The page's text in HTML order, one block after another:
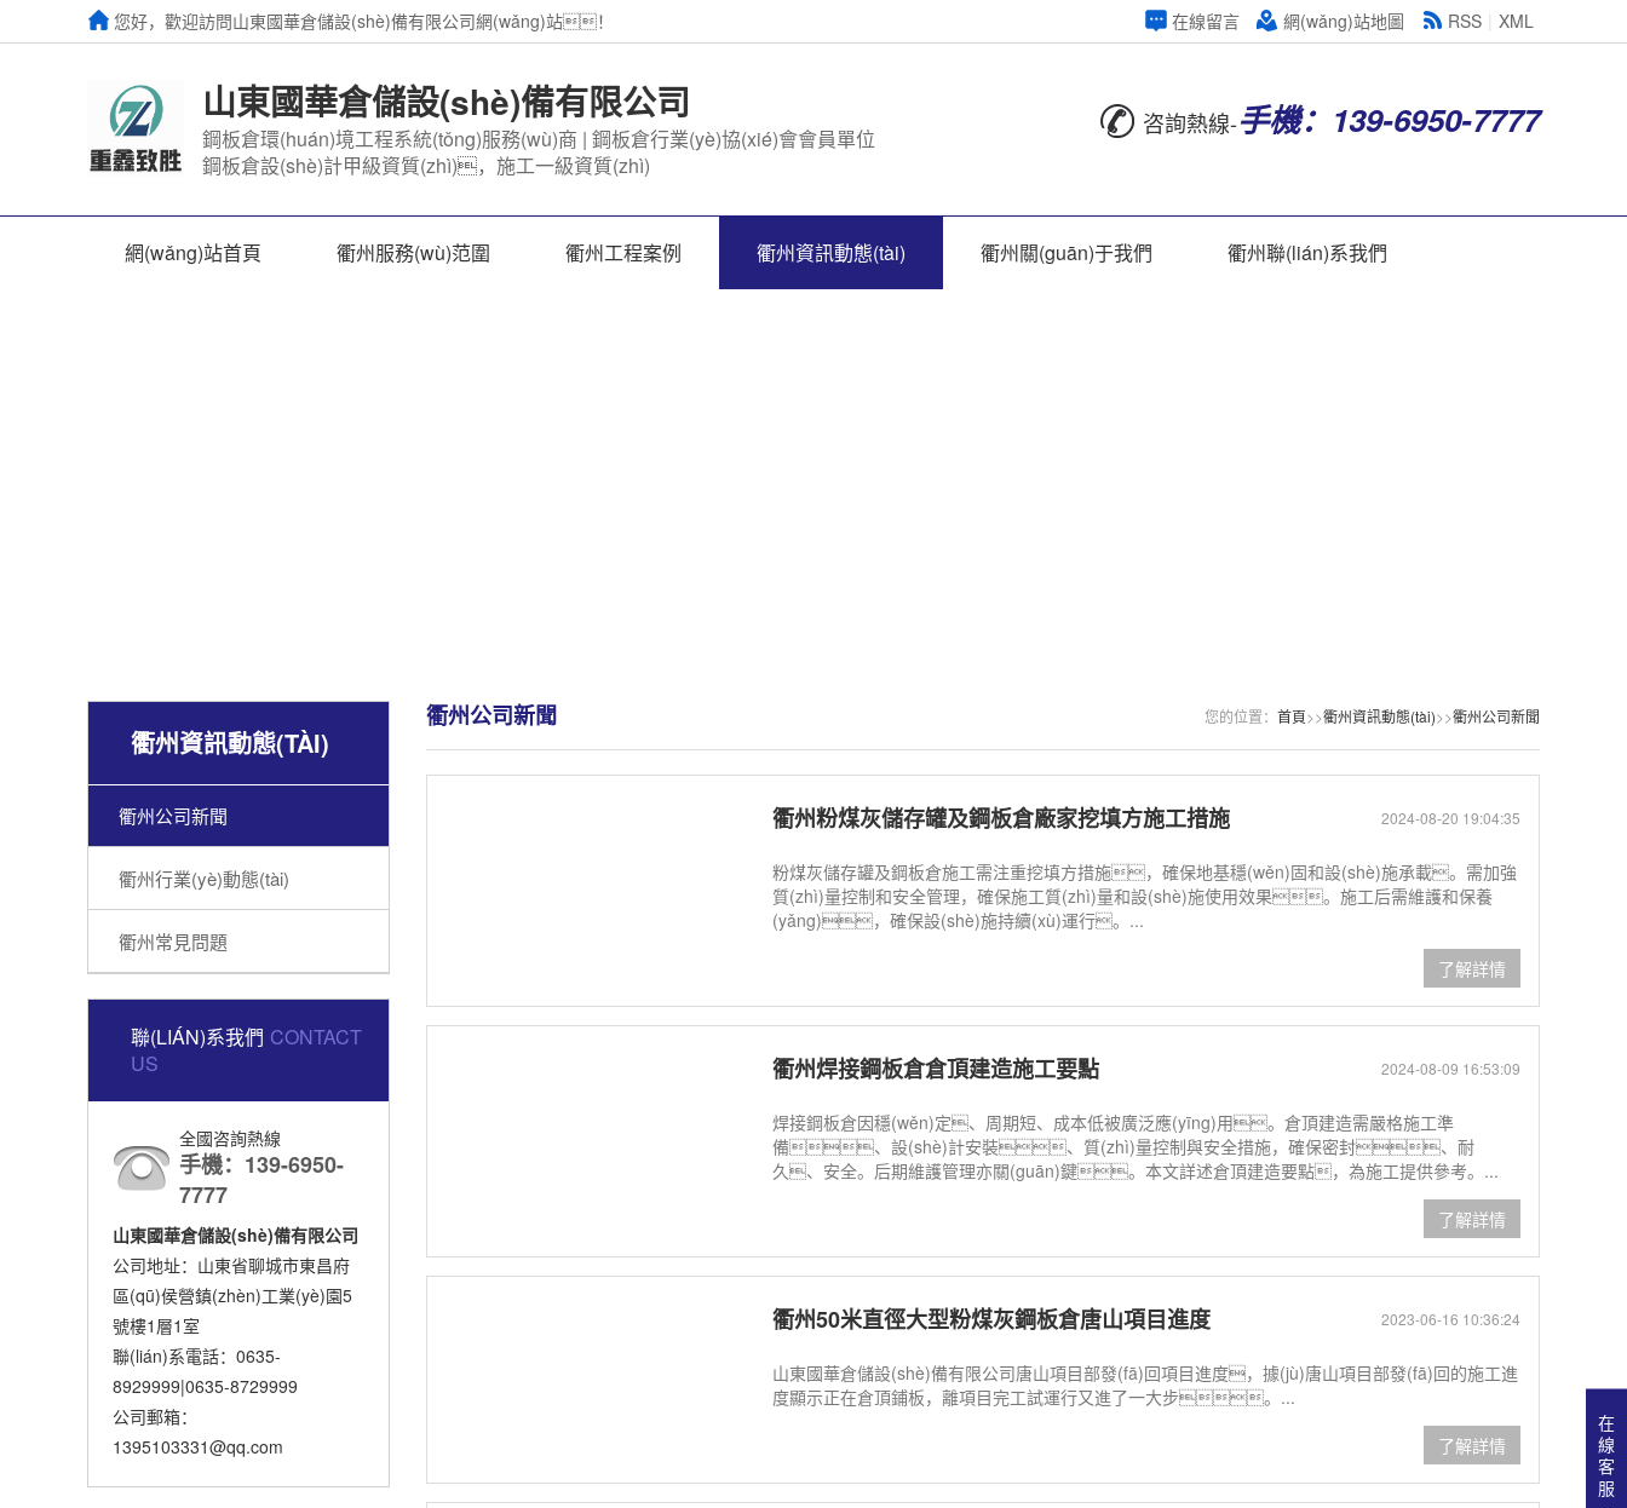
在線留言 網(wǎng)站地圖 RSS XML
您好，歡迎訪問山東國華倉儲設(shè)備有限公司網(wǎng)站！
山東國華倉儲設(shè)備有限公司
鋼板倉環(huán)境工程系統(tǒng)服務(wù)商 | 鋼板倉行業(yè)協(xié)會會員單位
鋼板倉設(shè)計甲級資質(zhì)，施工一級資質(zhì)
咨詢熱線-手機：139-6950-7777
網(wǎng)站首頁 衢州服務(wù)范圍 衢州工程案例 衢州資訊動態(tài) 衢州關(guān)于我們 衢州聯(lián)系我們
衢州資訊動態(TÀI)
衢州公司新聞
衢州行業(yè)動態(tài)
衢州常見問題
聯(LIÁN)系我們 CONTACT
US
全國咨詢熱線
手機：139-6950-
7777
山東國華倉儲設(shè)備有限公司
公司地址：山東省聊城市東昌府
區(qū)侯營鎮(zhèn)工業(yè)園5
號樓1層1室
聯(lián)系電話：0635-
8929999|0635-8729999
公司郵箱：
1395103331@qq.com
您的位置： 首頁>>衢州資訊動態(tài)>>衢州公司新聞
衢州公司新聞
2024-08-20 19:04:35
衢州粉煤灰儲存罐及鋼板倉廠家挖填方施工措施
粉煤灰儲存罐及鋼板倉施工需注重挖填方措施，確保地基穩(wěn)固和設(shè)施承載。需加強
質(zhì)量控制和安全管理，確保施工質(zhì)量和設(shè)施使用效果。施工后需維護和保養
(yǎng)，確保設(shè)施持續(xù)運行。...
了解詳情
2024-08-09 16:53:09
衢州焊接鋼板倉倉頂建造施工要點
焊接鋼板倉因穩(wěn)定、周期短、成本低被廣泛應(yīng)用。倉頂建造需嚴格施工準
備、設(shè)計安裝、質(zhì)量控制與安全措施，確保密封、耐
久、安全。后期維護管理亦關(guān)鍵。本文詳述倉頂建造要點，為施工提供參考。...
了解詳情
2023-06-16 10:36:24
衢州50米直徑大型粉煤灰鋼板倉唐山項目進度
山東國華倉儲設(shè)備有限公司唐山項目部發(fā)回項目進度，據(jù)唐山項目部發(fā)回的施工進
度顯示正在倉頂鋪板，離項目完工試運行又進了一大步。...
了解詳情
在
線
客
服